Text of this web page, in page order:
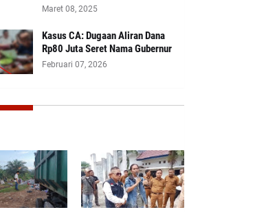
Maret 08, 2025
Kasus CA: Dugaan Aliran Dana
Rp80 Juta Seret Nama Gubernur
Februari 07, 2026